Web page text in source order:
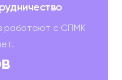
работают с СПМК